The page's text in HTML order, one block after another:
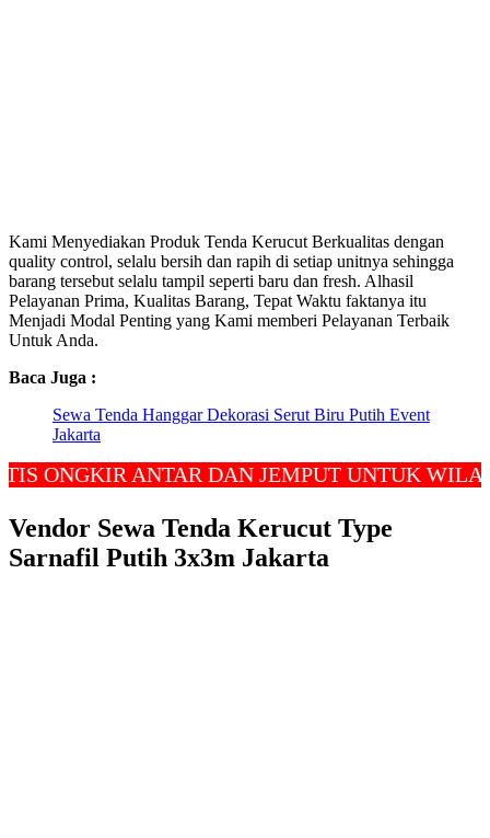
Kami Menyediakan Produk Tenda Kerucut Berkualitas dengan
quality control, selalu bersih dan rapih di setiap unitnya sehingga
barang tersebut selalu tampil seperti baru dan fresh. Alhasil
Pelayanan Prima, Kualitas Barang, Tepat Waktu faktanya itu
Menjadi Modal Penting yang Kami memberi Pelayanan Terbaik
Untuk Anda.
Baca Juga :
Sewa Tenda Hanggar Dekorasi Serut Biru Putih Event
Jakarta
ANTAR DAN JEMPUT UNTUK WILAYAH
Vendor Sewa Tenda Kerucut Type
Sarnafil Putih 3x3m Jakarta